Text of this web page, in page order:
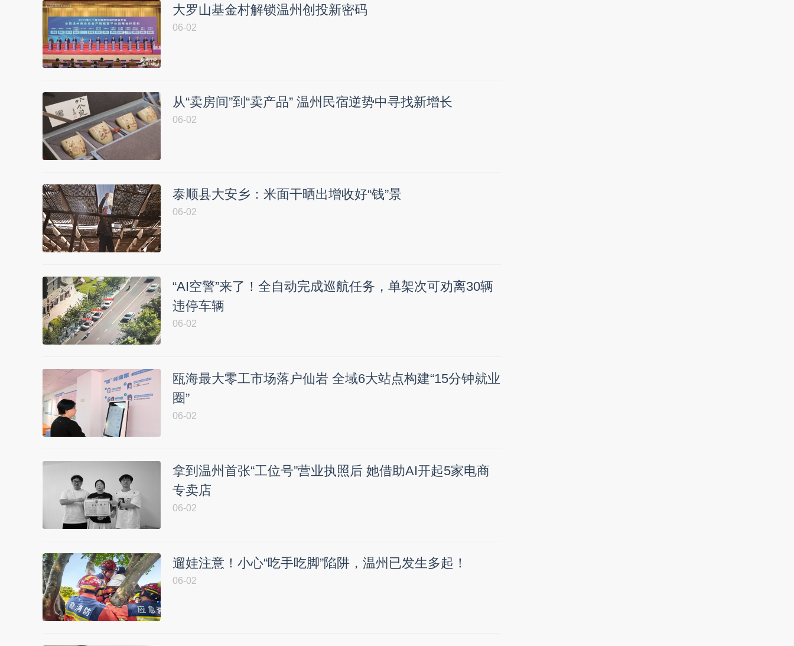
大罗山基金村解锁温州创投新密码
06-02
从“卖房间”到“卖产品” 温州民宿逆势中寻找新增长
06-02
泰顺县大安乡：米面干晒出增收好“钱”景
06-02
“AI空警”来了！全自动完成巡航任务，单架次可劝离30辆
违停车辆
06-02
瓯海最大零工市场落户仙岩 全域6大站点构建“15分钟就业
圈”
06-02
拿到温州首张“工位号”营业执照后 她借助AI开起5家电商
专卖店
06-02
遛娃注意！小心“吃手吃脚”陷阱，温州已发生多起！
06-02